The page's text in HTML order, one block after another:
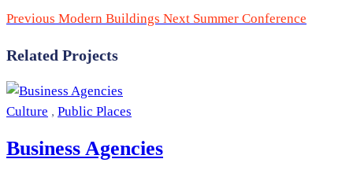
Previous Modern Buildings Next Summer Conference
Related Projects
Culture , Public Places
Business Agencies